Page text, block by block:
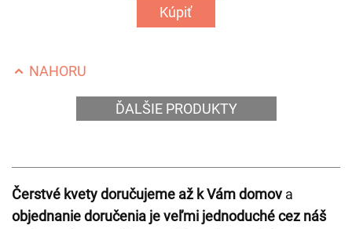
Kúpiť
NAHORU
ĎALŠIE PRODUKTY
Čerstvé kvety doručujeme až k Vám domova
objednanie doručenia je veľmi jednoduché cez náš